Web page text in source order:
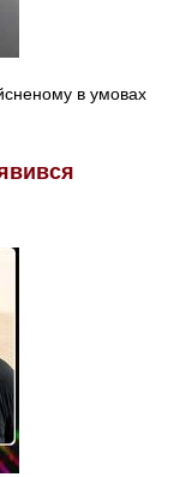
в умовах